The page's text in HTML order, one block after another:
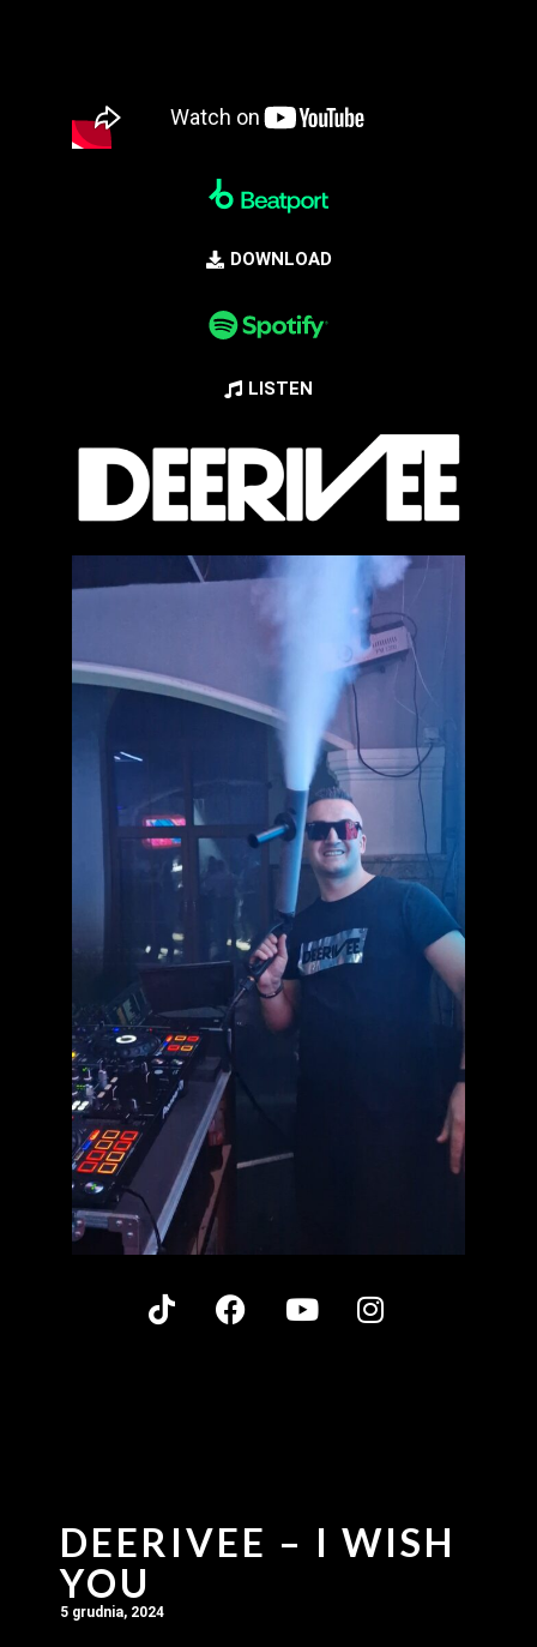
DOWNLOAD
LISTEN
DEERIVEE – I WISH
YOU
5 grudnia, 2024